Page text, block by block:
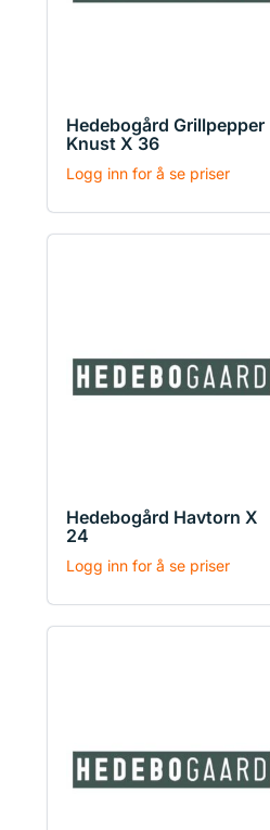
Hedebogård Grillpepper
Knust X 36
Logg inn for å se priser
Hedebogård Havtorn X
24
Logg inn for å se priser